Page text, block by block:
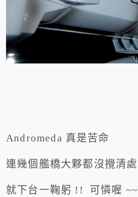
Andromeda 真是苦命
連幾個艦橋大夥都沒攪清處
就下台一鞠躬 !! 可憐喔 ~~